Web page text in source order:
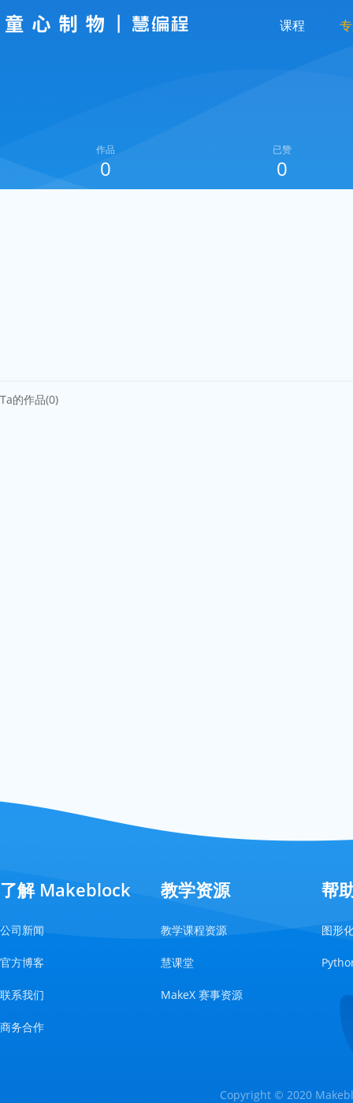
课程
作品
0
已赞
0
Ta的作品(0)
了解 Makeblock
公司新闻
官方博客
联系我们
商务合作
教学资源
教学课程资源
慧课堂
MakeX 赛事资源
帮
图形
Copyright © 2020